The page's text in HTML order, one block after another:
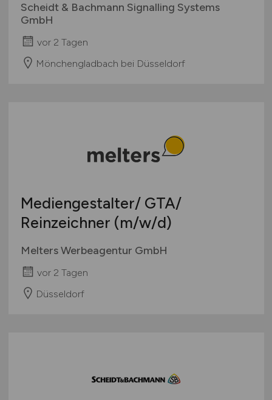
Scheidt & Bachmann Signalling Systems
GmbH
vor 2 Tagen
Mönchengladbach bei Düsseldorf
Mediengestalter/ GTA/
Reinzeichner (m/w/d)
Melters Werbeagentur GmbH
vor 2 Tagen
Düsseldorf